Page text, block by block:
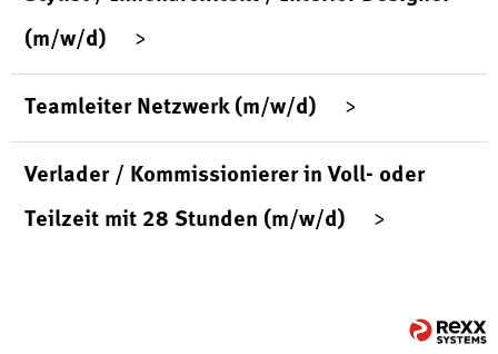
(m/w/d)
Teamleiter Netzwerk (m/w/d)
Verlader / Kommissionierer in Voll- oder
Teilzeit mit 28 Stunden (m/w/d)